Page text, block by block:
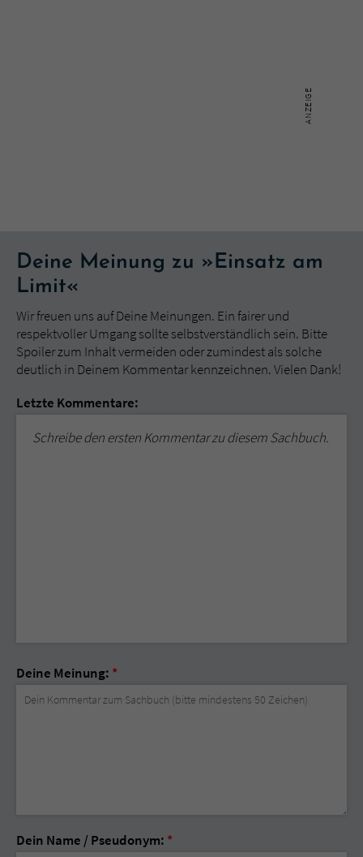
Deine Meinung zu »Einsatz am
Limit«
Wir freuen uns auf Deine Meinungen. Ein fairer und
respektvoller Umgang sollte selbstverständlich sein. Bitte
Spoiler zum Inhalt vermeiden oder zumindest als solche
deutlich in Deinem Kommentar kennzeichnen. Vielen Dank!
Letzte Kommentare:
Schreibe den ersten Kommentar zu diesem Sachbuch.
Deine Meinung: *
Dein Name / Pseudonym: *